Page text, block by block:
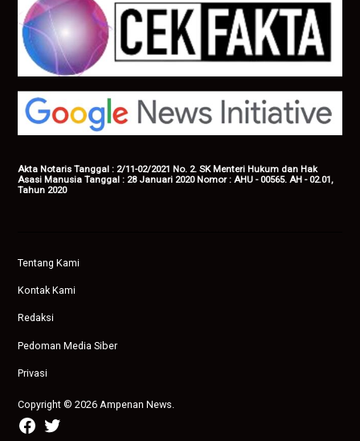
Akta Notaris Tanggal : 2/11-02/2021 No. 2. SK Menteri Hukum dan Hak
Asasi Manusia Tanggal : 28 Januari 2020 Nomor : AHU - 00565. AH - 02.01,
Tahun 2020
Tentang Kami
Kontak Kami
Redaksi
Pedoman Media Siber
Privasi
Copyright © 2026 Ampenan News.
facebook
twitter